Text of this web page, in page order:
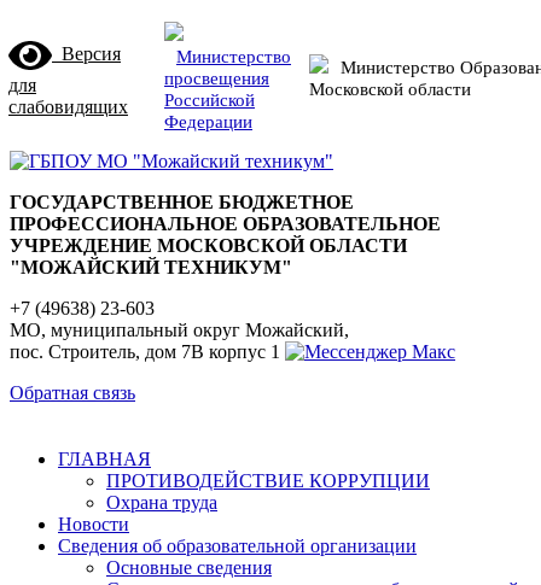
Версия
для
слабовидящих
Министерство
просвещения
Российской
Федерации
Министерство
Московской области
ГОСУДАРСТВЕННОЕ БЮДЖЕТНОЕ
ПРОФЕССИОНАЛЬНОЕ ОБРАЗОВАТЕЛЬНОЕ
УЧРЕЖДЕНИЕ МОСКОВСКОЙ ОБЛАСТИ
"МОЖАЙСКИЙ ТЕХНИКУМ"
+7 (49638) 23-603
МО, муниципальный округ Можайский,
пос. Строитель, дом 7В корпус 1
Обратная связь
ГЛАВНАЯ
ПРОТИВОДЕЙСТВИЕ КОРРУПЦИИ
Охрана труда
Новости
Сведения об образовательной организации
Основные сведения